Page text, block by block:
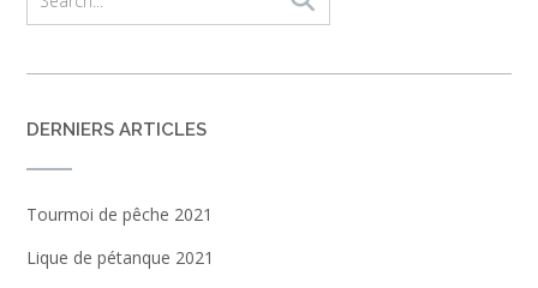
DERNIERS ARTICLES
Tourmoi de pêche 2021
Lique de pétanque 2021